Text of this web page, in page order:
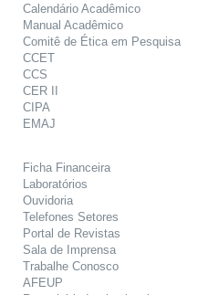
Calendário Acadêmico
Manual Acadêmico
Comitê de Ética em Pesquisa
CCET
CCS
CER II
CIPA
EMAJ
Ficha Financeira
Laboratórios
Ouvidoria
Telefones Setores
Portal de Revistas
Sala de Imprensa
Trabalhe Conosco
AFEUP